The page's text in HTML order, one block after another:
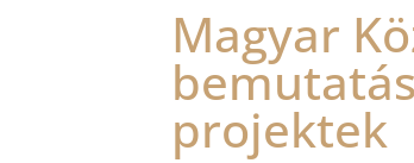
Magyar
projektek